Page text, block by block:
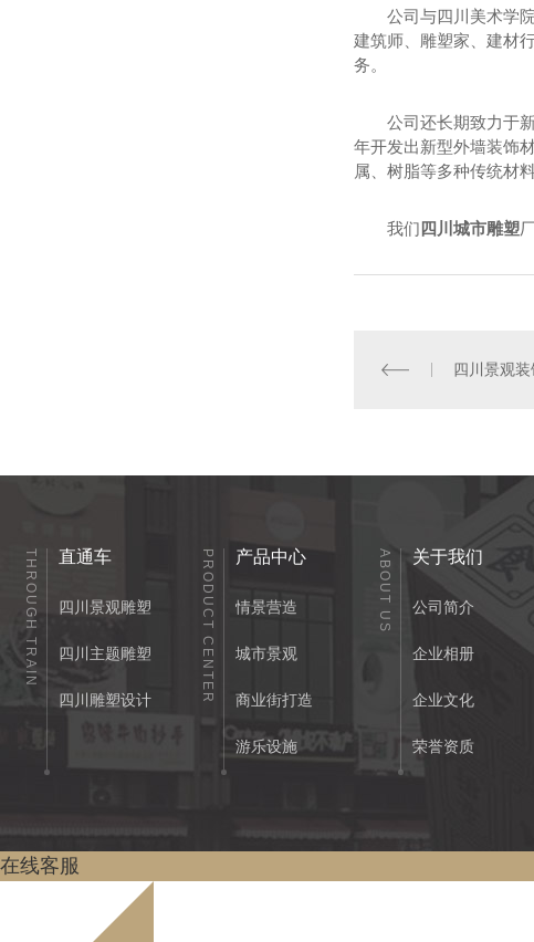
公司与四川美术学
建筑师、雕塑家、建材
务。
公司还长期致力于
年开发出新型外墙装饰
属、树脂等多种传统材
我们四川城市雕塑
直通车
THROUGH TRAIN 四川景观雕塑
四川主题雕塑
四川雕塑设计
产品中心
PRODUCT CENTER 情景营造
城市景观
商业街打造
游乐设施
关于我们
ABOUT US 公司简介
企业相册
企业文化
荣誉资质
在线客服